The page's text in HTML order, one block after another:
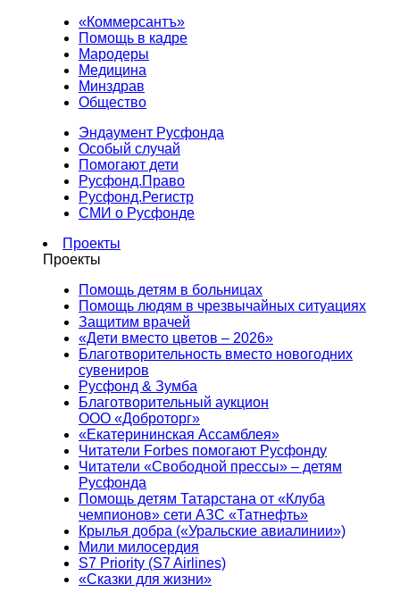
«Коммерсантъ»
Помощь в кадре
Мародеры
Медицина
Минздрав
Общество
Эндаумент Русфонда
Особый случай
Помогают дети
Русфонд.Право
Русфонд.Регистр
СМИ о Русфонде
Проекты
Проекты
Помощь детям в больницах
Помощь людям в чрезвычайных ситуациях
Защитим врачей
«Дети вместо цветов – 2026»
Благотворительность вместо новогодних
сувениров
Русфонд & Зумба
Благотворительный аукцион
ООО «Доброторг»
«Екатерининская Ассамблея»
Читатели Forbes помогают Русфонду
Читатели «Свободной прессы» – детям
Русфонда
Помощь детям Татарстана от «Клуба
чемпионов» сети АЗС «Татнефть»
Крылья добра («Уральские авиалинии»)
Мили милосердия
S7 Priority (S7 Airlines)
«Сказки для жизни»